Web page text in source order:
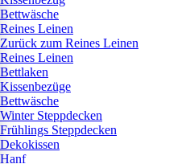
Bettwäsche
Reines Leinen
Zurück zum Reines Leinen
Reines Leinen
Bettlaken
Kissenbezüge
Bettwäsche
Winter Steppdecken
Frühlings Steppdecken
Dekokissen
Hanf